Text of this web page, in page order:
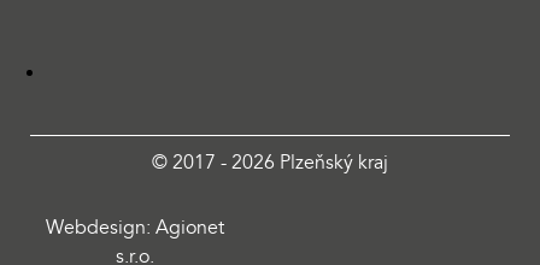
© 2017 - 2026 Plzeňský kraj
Webdesign: Agionet
s.r.o.